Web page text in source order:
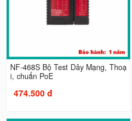
NF-468S Bộ Test Dây Mạng, Thoạ
i, chuẩn PoE
474.500 đ